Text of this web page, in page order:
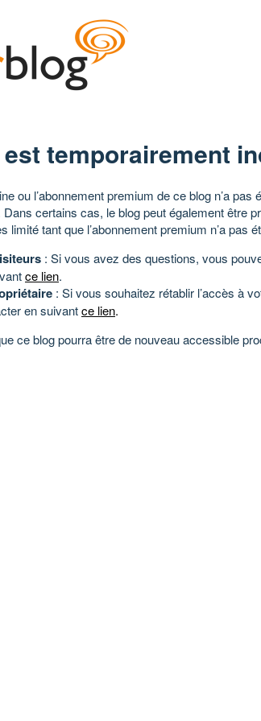
temporairement
ou l’abonnement premium de ce blog n’a pas
certains cas, le blog peut également être
limité tant que l’abonnement premium n’a pas
: Si vous avez des questions, vous
ce lien.
: Si vous souhaitez rétablir l’accès à
en suivantce lien.
ce blog pourra être de nouveau accessible